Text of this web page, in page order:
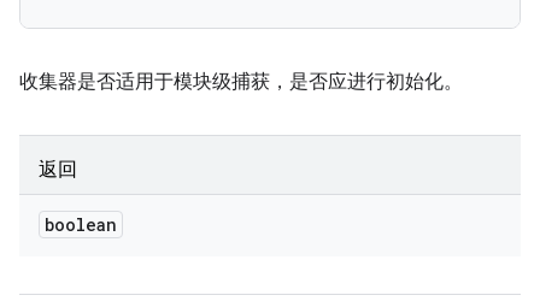
收集器是否适用于模块级捕获，是否应进行初始化。
返回
boolean